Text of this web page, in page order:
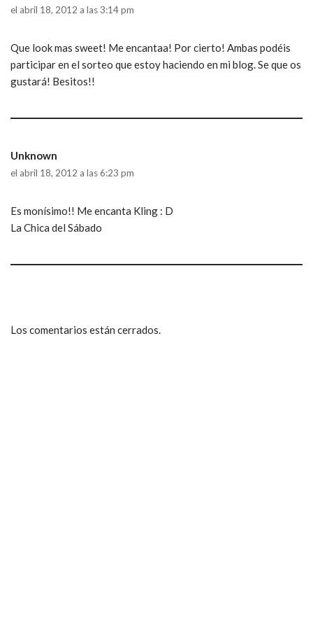
el abril 18, 2012 a las 3:14 pm
Que look mas sweet! Me encantaa! Por cierto! Ambas podéis
participar en el sorteo que estoy haciendo en mi blog. Se que os
gustará! Besitos!!
Unknown
el abril 18, 2012 a las 6:23 pm
Es monísimo!! Me encanta Kling : D
La Chica del Sábado
Los comentarios están cerrados.